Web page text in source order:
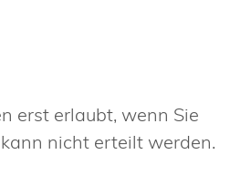
erst erlaubt, wenn Sie
nicht erteilt werden.